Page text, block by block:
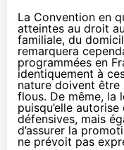
La Convention en
atteintes au droit
familiale, du
remarquera
programmées en
identiquement à
nature doivent être
flous. De même, la
puisqu’elle
défensives, mais
d’assurer la
ne prévoit pas